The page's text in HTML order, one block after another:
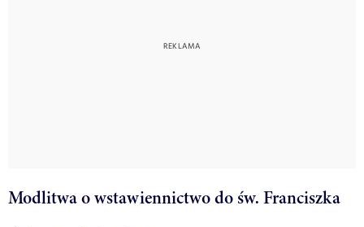
Modlitwa o wstawiennictwo do św. Franciszka